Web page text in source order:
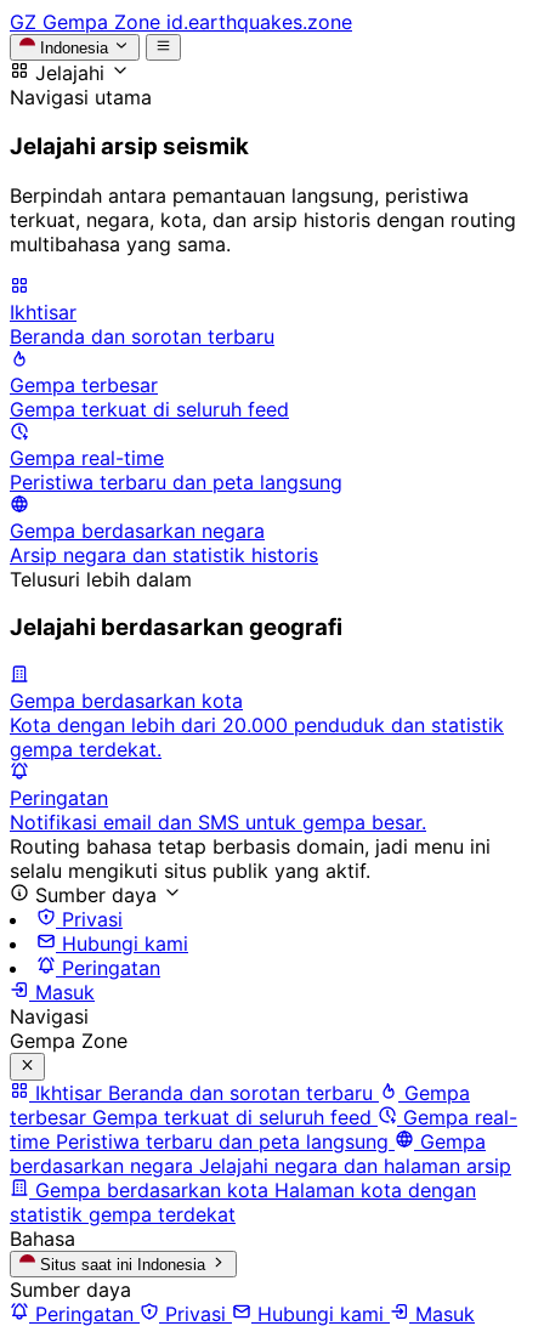
GZ Gempa Zone id.earthquakes.zone
Indonesia
Jelajahi
Navigasi utama
Jelajahi arsip seismik
Berpindah antara pemantauan langsung, peristiwa
terkuat, negara, kota, dan arsip historis dengan routing
multibahasa yang sama.
Ikhtisar
Beranda dan sorotan terbaru
Gempa terbesar
Gempa terkuat di seluruh feed
Gempa real-time
Peristiwa terbaru dan peta langsung
Gempa berdasarkan negara
Arsip negara dan statistik historis
Telusuri lebih dalam
Jelajahi berdasarkan geografi
Gempa berdasarkan kota
Kota dengan lebih dari 20.000 penduduk dan statistik
gempa terdekat.
Peringatan
Notifikasi email dan SMS untuk gempa besar.
Routing bahasa tetap berbasis domain, jadi menu ini
selalu mengikuti situs publik yang aktif.
Sumber daya
Privasi
Hubungi kami
Peringatan
Masuk
Navigasi
Gempa Zone
Ikhtisar Beranda dan sorotan terbaru
Gempa
terbesar Gempa terkuat di seluruh feed
Gempa real-
time Peristiwa terbaru dan peta langsung
Gempa
berdasarkan negara Jelajahi negara dan halaman arsip
Gempa berdasarkan kota Halaman kota dengan
statistik gempa terdekat
Bahasa
Situs saat ini Indonesia
Sumber daya
Peringatan
Privasi Hubungi kami
Masuk